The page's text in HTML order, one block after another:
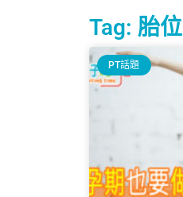
Tag: 胎位
PT話題